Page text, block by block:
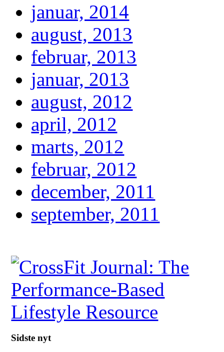
januar, 2014
august, 2013
februar, 2013
januar, 2013
august, 2012
april, 2012
marts, 2012
februar, 2012
december, 2011
september, 2011
Sidste nyt